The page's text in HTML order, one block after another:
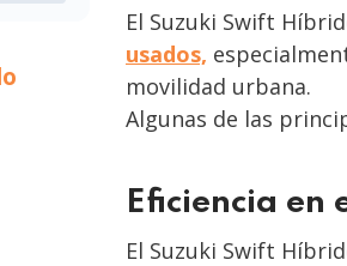
El Suzuki Swift
usados,
movilidad urbana.
Algunas de las
Eficiencia en
El Suzuki Swift